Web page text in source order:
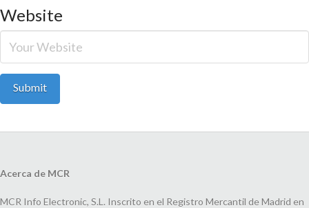
Website
Acerca de MCR
MCR Info Electronic, S.L. Inscrito en el Registro Mercantil de Madrid en